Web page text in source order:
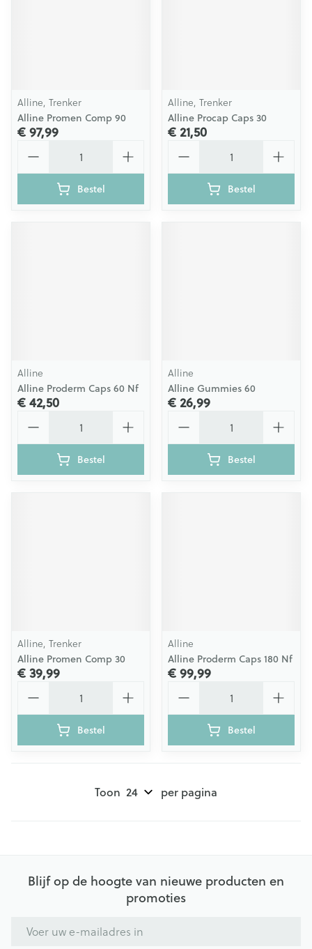
Alline, Trenker
Alline Promen Comp 90
€ 97,99
Bestel
Alline, Trenker
Alline Procap Caps 30
€ 21,50
Bestel
Alline
Alline Proderm Caps 60 Nf
€ 42,50
Bestel
Alline
Alline Gummies 60
€ 26,99
Bestel
Alline, Trenker
Alline Promen Comp 30
€ 39,99
Bestel
Alline
Alline Proderm Caps 180 Nf
€ 99,99
Bestel
Toon per pagina
Blijf op de hoogte van nieuwe producten en
promoties